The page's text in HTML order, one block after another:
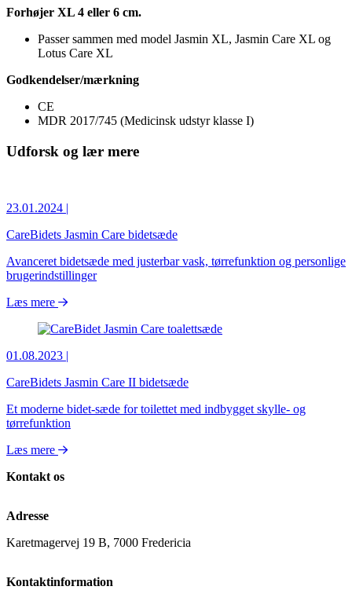
Forhøjer XL 4 eller 6 cm.
Passer sammen med model Jasmin XL, Jasmin Care XL og
Lotus Care XL
Godkendelser/mærkning
CE
MDR 2017/745 (Medicinsk udstyr klasse I)
Udforsk og lær mere
23.01.2024 |
CareBidets Jasmin Care bidetsæde
Avanceret bidetsæde med justerbar vask, tørrefunktion og personlige
brugerindstillinger
Læs mere
01.08.2023 |
CareBidets Jasmin Care II bidetsæde
Et moderne bidet-sæde for toilettet med indbygget skylle- og
tørrefunktion
Læs mere
Kontakt os
Adresse
Karetmagervej 19 B, 7000 Fredericia
Kontaktinformation